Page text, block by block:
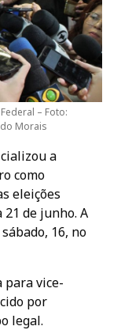
– Foto:
Morais
a
como
eleições
de junho. A
16, no
para vice-
por
legal.